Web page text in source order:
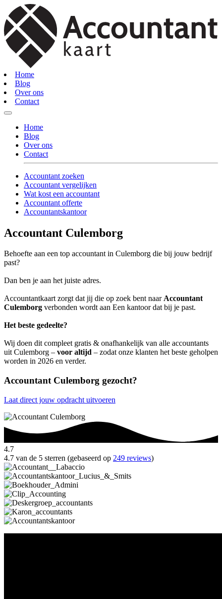
Home
Blog
Over ons
Contact
Home
Blog
Over ons
Contact
Accountant zoeken
Accountant vergelijken
Wat kost een accountant
Accountant offerte
Accountantskantoor
Accountant Culemborg
Behoefte aan een top accountant in Culemborg die bij jouw bedrijf
past?
Dan ben je aan het juiste adres.
Accountantkaart zorgt dat jij die op zoek bent naarAccountant
Culemborg verbonden wordt aan Een kantoor dat bij je past.
Het beste gedeelte?
Wij doen dit compleet gratis & onafhankelijk van alle accountants
uit Culemborg – voor altijd – zodat onze klanten het beste geholpen
worden in 2026 en verder.
Accountant Culemborg gezocht?
Laat direct jouw opdracht uitvoeren
4.7
4.7 van de 5 sterren (gebaseerd op 249 reviews)